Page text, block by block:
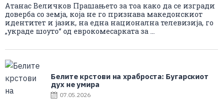
Атанас Величков Прашањето за тоа како да се изгради
доверба со земја, која не го признава македонскиот
идентитет и јазик, на една национална телевизија, го
„украде шоуто“ од еврокомесарката за ...
Белите крстови на храброста: Бугарскиот
дух не умира
07.05.2026